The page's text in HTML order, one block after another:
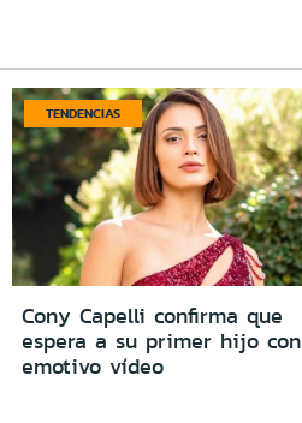
TENDENCIAS
Cony Capelli confirma que
espera a su primer hijo con
emotivo vídeo